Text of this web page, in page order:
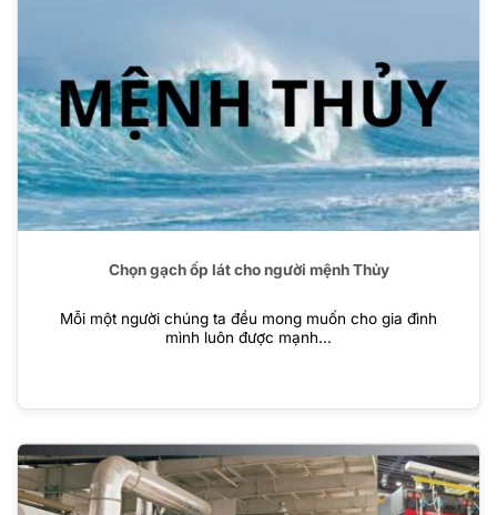
Chọn gạch ốp lát cho người mệnh Thủy
Mỗi một người chúng ta đều mong muốn cho gia đình
mình luôn được mạnh...